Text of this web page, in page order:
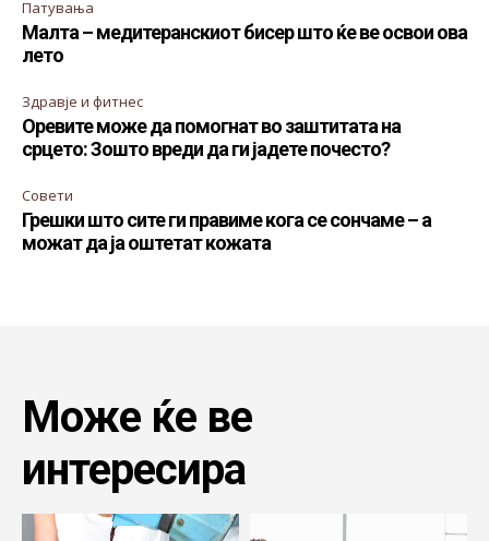
Патувања
Малта – медитеранскиот бисер што ќе ве освои ова
лето
Здравје и фитнес
Оревите може да помогнат во заштитата на
срцето: Зошто вреди да ги јадете почесто?
Совети
Грешки што сите ги правиме кога се сончаме – а
можат да ја оштетат кожата
Може ќе ве
интересира